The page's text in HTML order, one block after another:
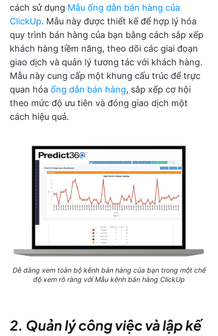
cách sử dụng Mẫu ống dẫn bán hàng của
ClickUp. Mẫu này được thiết kế để hợp lý hóa
quy trình bán hàng của bạn bằng cách sắp xếp
khách hàng tiềm năng, theo dõi các giai đoạn
giao dịch và quản lý tương tác với khách hàng.
Mẫu này cung cấp một khung cấu trúc để trực
quan hóa ống dẫn bán hàng, sắp xếp cơ hội
theo mức độ ưu tiên và đóng giao dịch một
cách hiệu quả.
Dễ dàng xem toàn bộ kênh bán hàng của bạn trong một chế
độ xem rõ ràng với Mẫu kênh bán hàng ClickUp
2. Quản lý công việc và lập kế